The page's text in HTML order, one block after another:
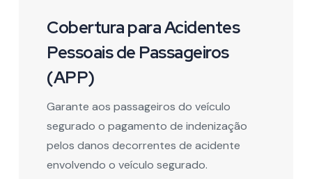
Cobertura para Acidentes
Pessoais de Passageiros
(APP)
Garante aos passageiros do veículo
segurado o pagamento de indenização
pelos danos decorrentes de acidente
envolvendo o veículo segurado.